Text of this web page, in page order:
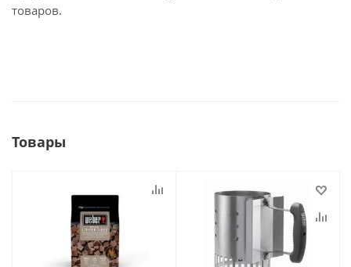
товаров.
Товары